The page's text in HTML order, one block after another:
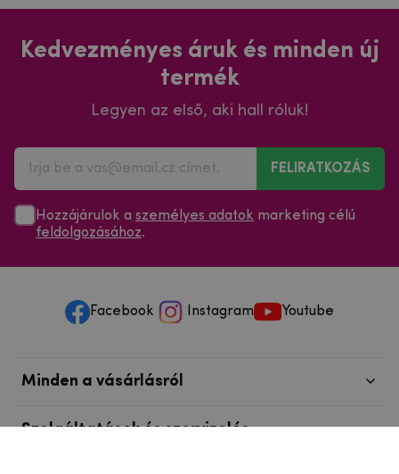
Kedvezményes áruk és minden új
termék
Legyen az első, aki hall róluk!
FELIRATKOZÁS
Hozzájárulok a személyes adatok marketing célú
feldolgozásához.
Facebook Instagram Youtube
Minden a vásárlásról
Szolgáltatások és szervizelés